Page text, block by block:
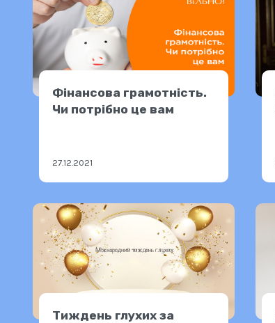
Фінансова грамотність.
Чи потрібно це вам
27.12.2021
Тиждень глухих за